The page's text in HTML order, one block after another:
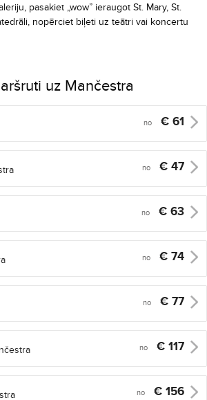
pasakiet „wow” ieraugot St. Mary, St.
nopērciet biļeti uz teātri vai koncertu
uz Mančestra
no € 61
no € 47
no € 63
no € 74
no € 77
no € 117
no € 156